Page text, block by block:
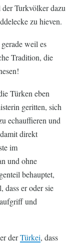
Turkvölker dazu
zu hieven.
weil es
Tradition, die
Türken eben
geritten, sich
echauffieren und
direkt
im
und ohne
behauptet,
dass er oder sie
und
derTürkei, dass